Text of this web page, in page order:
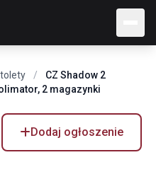
/
CZ Shadow 2
2 magazynki
Dodaj ogłoszenie